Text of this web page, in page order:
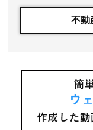
不動